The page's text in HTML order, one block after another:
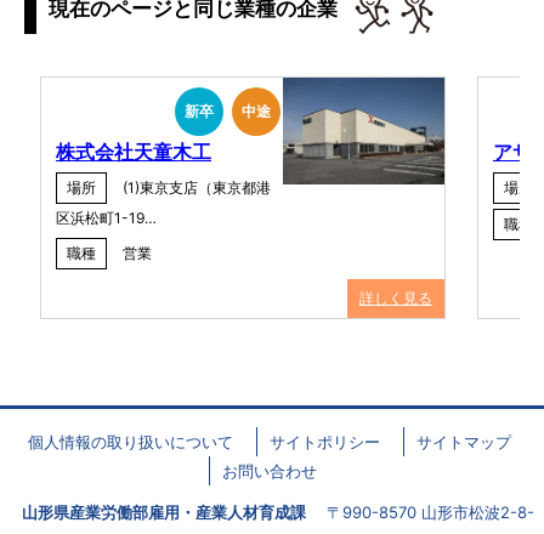
現在のページと同じ業種の企業
新卒 中途
株式会社天童木工
場所
(1)東京支店（東京都港
区浜松町1-19…
職種
営業
詳しく見る
アサ
場所
職種
個人情報の取り扱いについて サイトポリシー
サイトマップ
お問い合わせ
山形県産業労働部雇用・産業人材育成課 〒990-8570 山形市松波2-8-